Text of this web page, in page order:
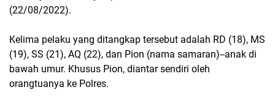
(22/08/2022).
Kelima pelaku yang ditangkap tersebut adalah RD (18), MS
(19), SS (21), AQ (22), dan Pion (nama samaran)--anak di
bawah umur. Khusus Pion, diantar sendiri oleh
orangtuanya ke Polres.